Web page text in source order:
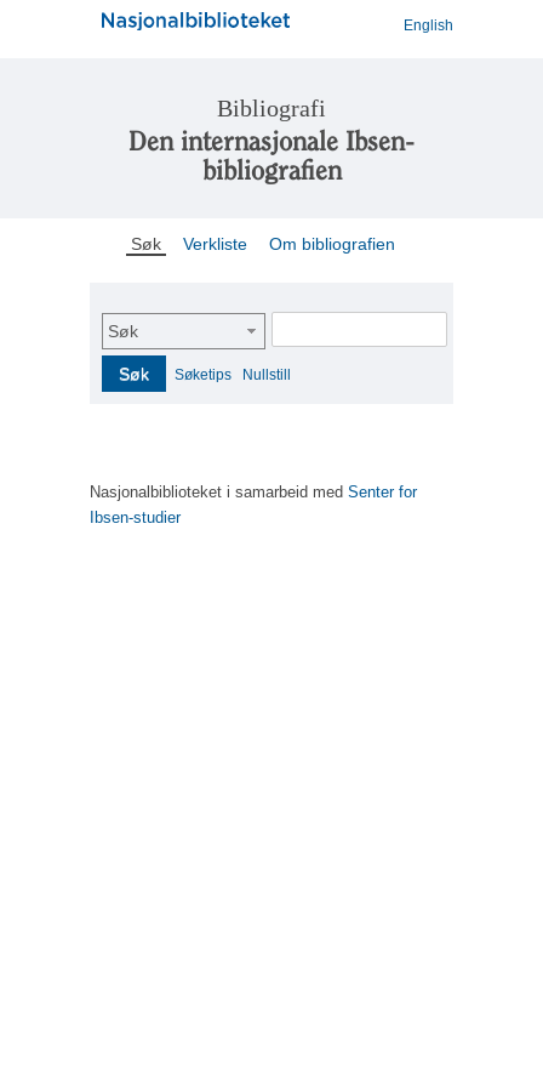
English
Bibliografi
Den internasjonale Ibsen-
bibliografien
Søk Verkliste Om bibliografien
Søk
Søk Søketips Nullstill
Nasjonalbiblioteket i samarbeid med Senter for
Ibsen-studier